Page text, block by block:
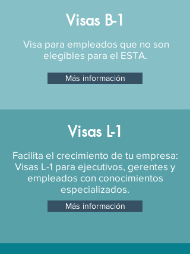
Visas B-1
Visa para empleados que no son
elegibles para el ESTA.
Más información
Visas L-1
Facilita el crecimiento de tu empresa:
Visas L-1 para ejecutivos, gerentes y
empleados con conocimientos
especializados.
Más información